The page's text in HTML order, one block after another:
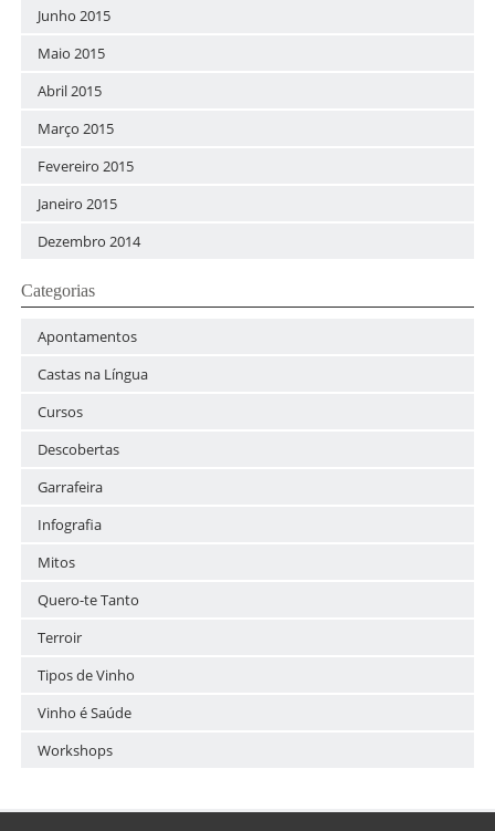
Junho 2015
Maio 2015
Abril 2015
Março 2015
Fevereiro 2015
Janeiro 2015
Dezembro 2014
Categorias
Apontamentos
Castas na Língua
Cursos
Descobertas
Garrafeira
Infografia
Mitos
Quero-te Tanto
Terroir
Tipos de Vinho
Vinho é Saúde
Workshops